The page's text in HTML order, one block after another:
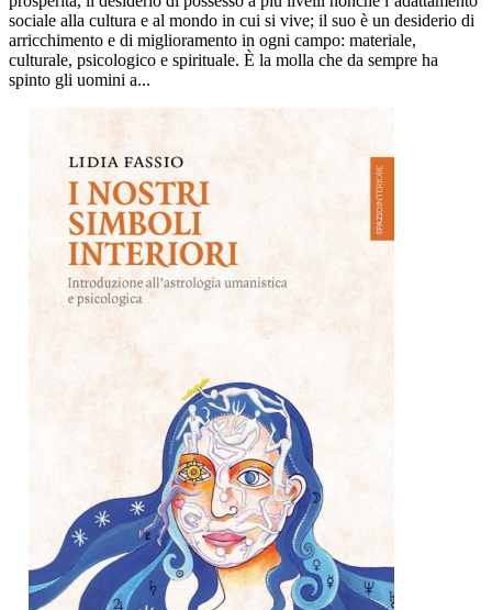
sociale alla cultura e al mondo in cui si vive; il suo è un desiderio di
arricchimento e di miglioramento in ogni campo: materiale,
culturale, psicologico e spirituale. È la molla che da sempre ha
spinto gli uomini a...